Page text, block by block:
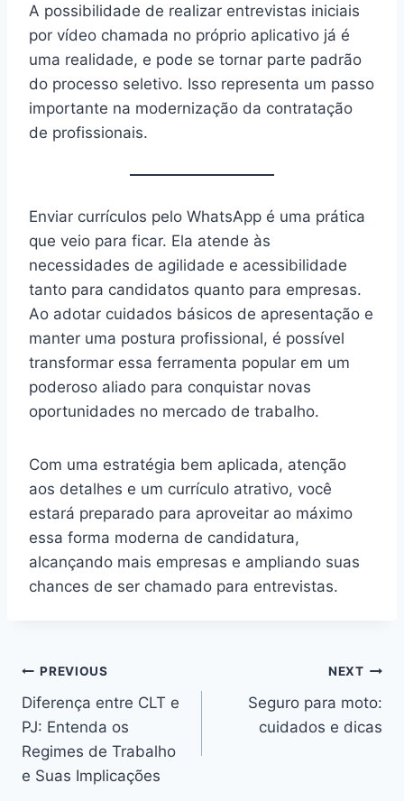
A possibilidade de realizar entrevistas iniciais
por vídeo chamada no próprio aplicativo já é
uma realidade, e pode se tornar parte padrão
do processo seletivo. Isso representa um passo
importante na modernização da contratação
de profissionais.
Enviar currículos pelo WhatsApp é uma prática
que veio para ficar. Ela atende às
necessidades de agilidade e acessibilidade
tanto para candidatos quanto para empresas.
Ao adotar cuidados básicos de apresentação e
manter uma postura profissional, é possível
transformar essa ferramenta popular em um
poderoso aliado para conquistar novas
oportunidades no mercado de trabalho.
Com uma estratégia bem aplicada, atenção
aos detalhes e um currículo atrativo, você
estará preparado para aproveitar ao máximo
essa forma moderna de candidatura,
alcançando mais empresas e ampliando suas
chances de ser chamado para entrevistas.
Post
navigation
PREVIOUS
Diferença entre CLT e
PJ: Entenda os
Regimes de Trabalho
e Suas Implicações
NEXT
Seguro para moto:
cuidados e dicas